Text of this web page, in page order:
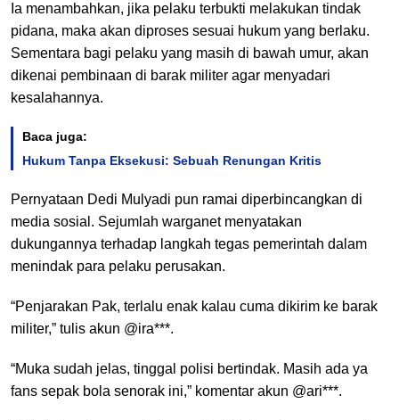
Ia menambahkan, jika pelaku terbukti melakukan tindak
pidana, maka akan diproses sesuai hukum yang berlaku.
Sementara bagi pelaku yang masih di bawah umur, akan
dikenai pembinaan di barak militer agar menyadari
kesalahannya.
Baca juga:
Hukum Tanpa Eksekusi: Sebuah Renungan Kritis
Pernyataan Dedi Mulyadi pun ramai diperbincangkan di
media sosial. Sejumlah warganet menyatakan
dukungannya terhadap langkah tegas pemerintah dalam
menindak para pelaku perusakan.
“Penjarakan Pak, terlalu enak kalau cuma dikirim ke barak
militer,” tulis akun @ira***.
“Muka sudah jelas, tinggal polisi bertindak. Masih ada ya
fans sepak bola senorak ini,” komentar akun @ari***.